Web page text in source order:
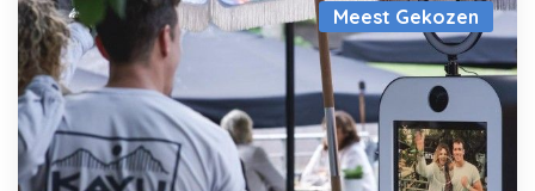
Meest Gekozen